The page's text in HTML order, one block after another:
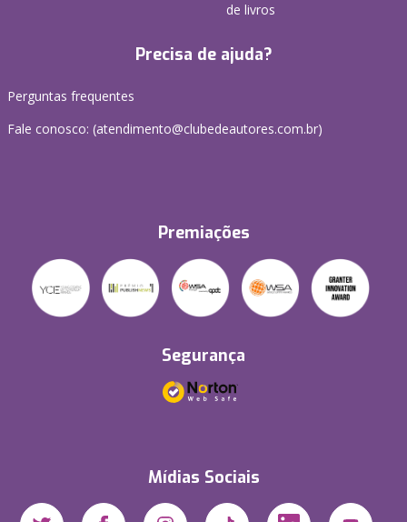
de livros
Precisa de ajuda?
Perguntas frequentes
Fale conosco: (atendimento@clubedeautores.com.br)
Premiações
Segurança
Mídias Sociais